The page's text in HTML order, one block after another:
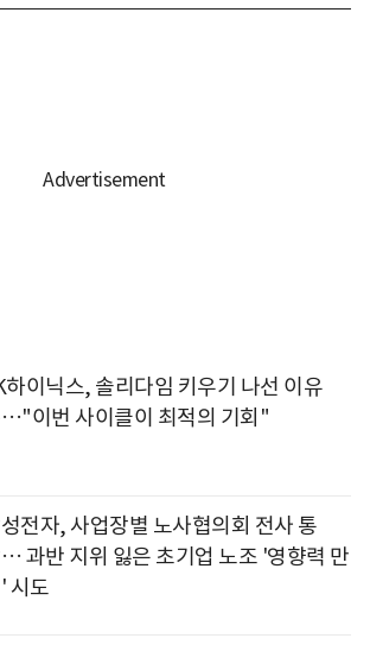
하이닉스, 솔리다임 키우기 나선 이유
이번 사이클이 최적의 기회"
전자, 사업장별 노사협의회 전사 통
과반 지위 잃은 초기업 노조 '영향력 만
시도